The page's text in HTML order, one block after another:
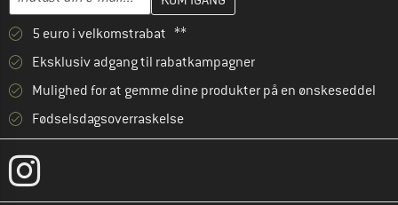
5 euro i velkomstrabat **
Eksklusiv adgang til rabatkampagner
Mulighed for at gemme dine produkter på en ønskeseddel
Fødselsdagsoverraskelse